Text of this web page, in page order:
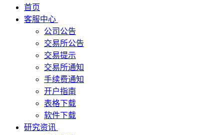
首页
客服中心
公司公告
交易所公告
交易提示
交易所通知
手续费通知
开户指南
表格下载
软件下载
研究资讯